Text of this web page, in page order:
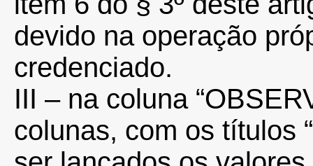
devido na operação
credenciado.
III – na coluna
colunas, com os títulos